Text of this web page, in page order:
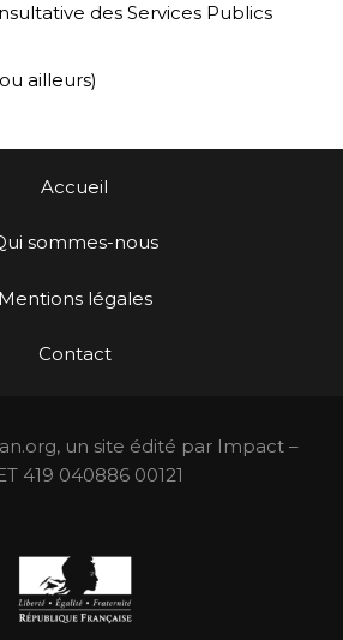
des Services Publics
ailleurs)
Accueil
sommes-nous
Mentions légales
Contact
un site édité par Impact –
419 040886 00121